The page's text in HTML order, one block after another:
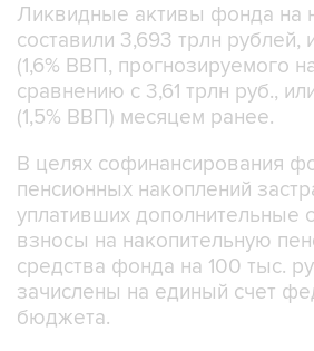
Ликвидные активы фонда на
составили 3,693 трлн
(1,6% ВВП, прогнозируемого
сравнению с 3,61 трлн руб.,
(1,5% ВВП) месяцем ранее.
В целях софинансирования
пенсионных накоплений
уплативших дополнительные
взносы на накопительную
средства фонда на 100 тыс.
зачислены на единый счет
бюджета.